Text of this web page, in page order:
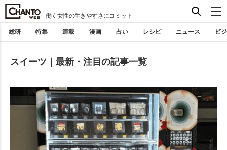
働く女性の生きやすさにコミット
総研 特集 連載 漫画 占い レシピ ニュース ビ
スイーツ｜最新・注目の記事一覧